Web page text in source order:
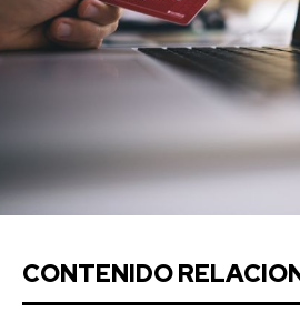
CONTENIDO